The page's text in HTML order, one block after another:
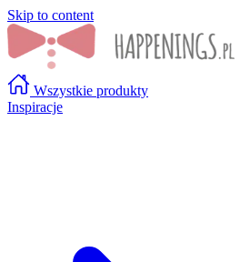
Skip to content
Wszystkie produkty
Inspiracje